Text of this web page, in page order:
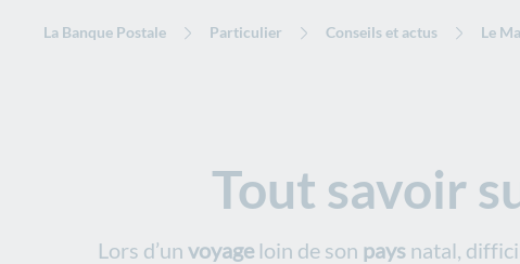
La Banque Postale Particulier Conseils et actus Le
Tout savoir
Lors d’un voyageloin de son paysnatal,